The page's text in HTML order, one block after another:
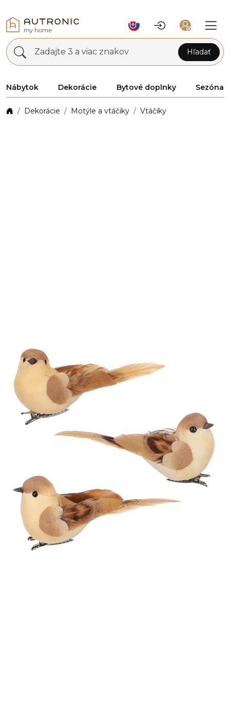
Zadajte 3 a viac znakov Hľadať
Nábytok Dekorácie Bytové doplnky Sezóna
Dekorácie Motýle a vtáčiky Vtáčiky